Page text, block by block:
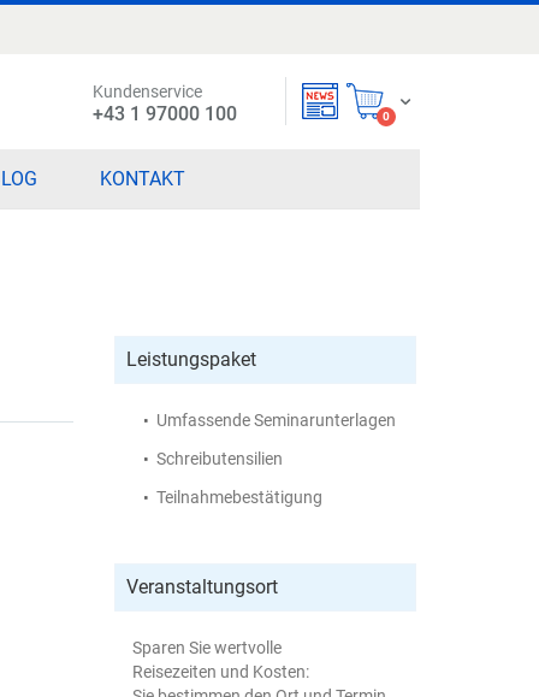
Mein Warenkorb
0items
Kundenservice
+43 1 97000 100
KONTAKT
Leistungspaket
Umfassende Seminarunterlagen
Schreibutensilien
Teilnahmebestätigung
Veranstaltungsort
Sparen Sie wertvolle
Reisezeiten und Kosten: